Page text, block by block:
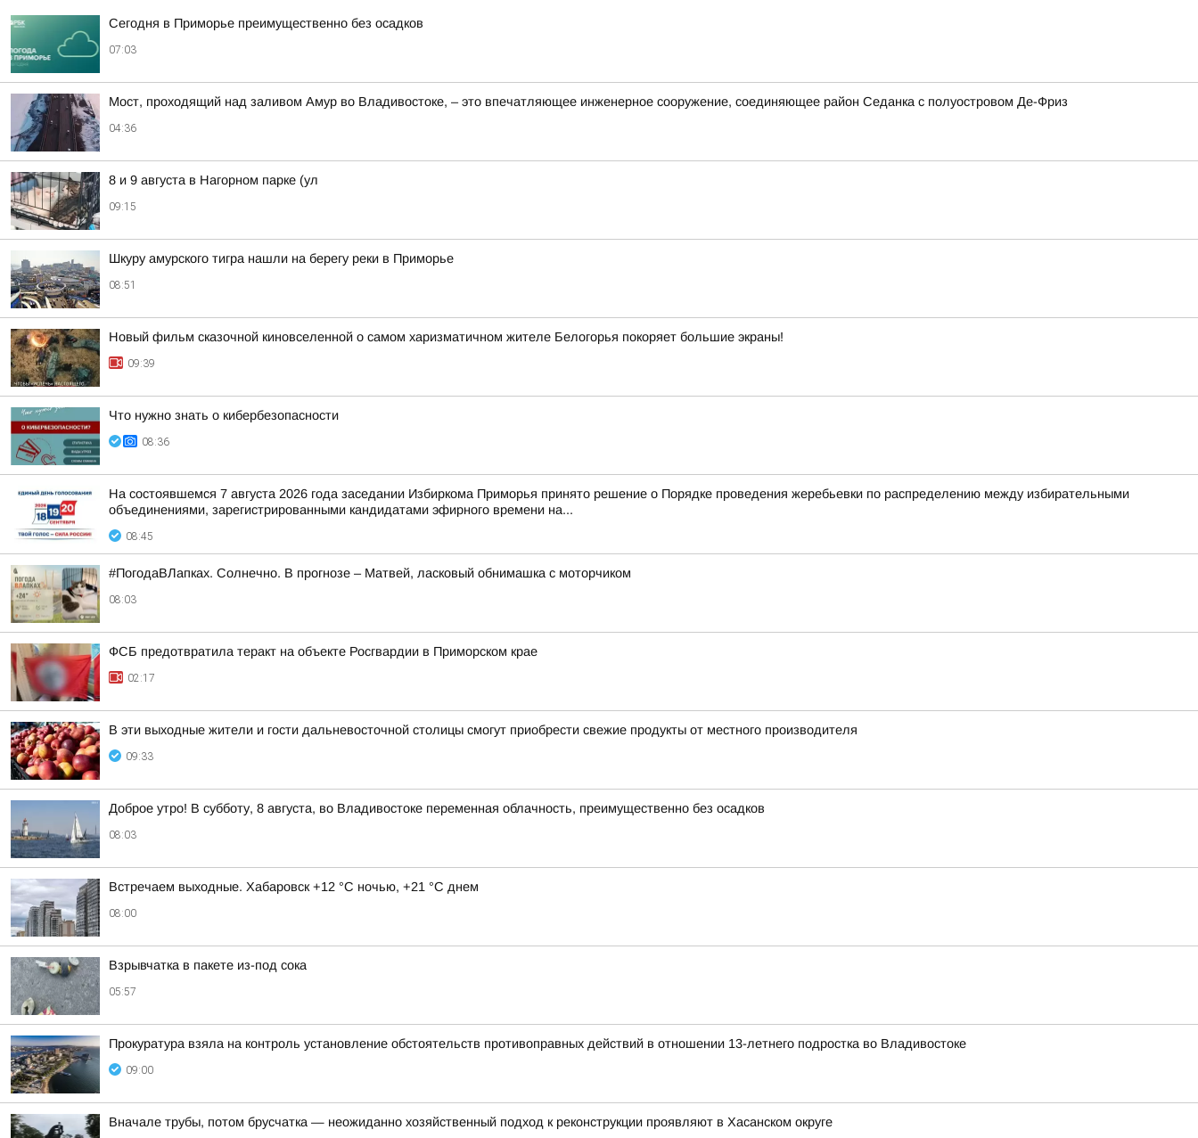
Сегодня в Приморье преимущественно без осадков
07:03
Мост, проходящий над заливом Амур во Владивостоке, – это впечатляющее инженерное сооружение, соединяющее район Седанка с полуостровом Де-Фриз
04:36
8 и 9 августа в Нагорном парке (ул
09:15
Шкуру амурского тигра нашли на берегу реки в Приморье
08:51
Новый фильм сказочной киновселенной о самом харизматичном жителе Белогорья покоряет большие экраны!
09:39
Что нужно знать о кибербезопасности
08:36
На состоявшемся 7 августа 2026 года заседании Избиркома Приморья принято решение о Порядке проведения жеребьевки по распределению между избирательными
объединениями, зарегистрированными кандидатами эфирного времени на...
08:45
#ПогодаВЛапках. Солнечно. В прогнозе – Матвей, ласковый обнимашка с моторчиком
08:03
ФСБ предотвратила теракт на объекте Росгвардии в Приморском крае
02:17
В эти выходные жители и гости дальневосточной столицы смогут приобрести свежие продукты от местного производителя
09:33
Доброе утро! В субботу, 8 августа, во Владивостоке переменная облачность, преимущественно без осадков
08:03
Встречаем выходные. Хабаровск +12 °C ночью, +21 °C днем
08:00
Взрывчатка в пакете из-под сока
05:57
Прокуратура взяла на контроль установление обстоятельств противоправных действий в отношении 13-летнего подростка во Владивостоке
09:00
Вначале трубы, потом брусчатка — неожиданно хозяйственный подход к реконструкции проявляют в Хасанском округе